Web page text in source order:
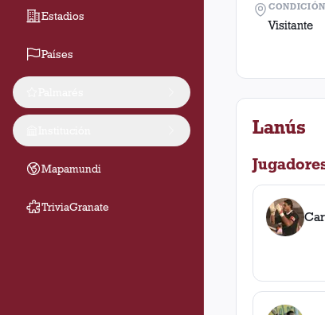
Estadios
Países
Mapamundi
TriviaGranate
CONDICIÓN
Visitante
Lanús